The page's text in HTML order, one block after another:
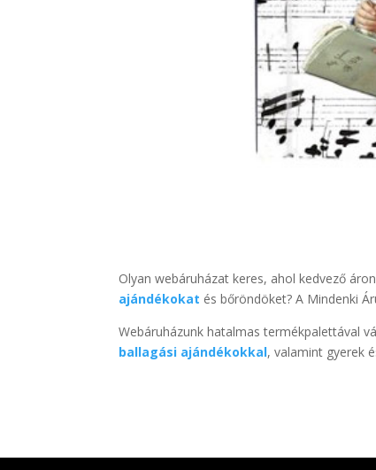
Olyan webáruházat keres, ahol kedvező
ajándékokat és bőröndöket? A Mindenki
Webáruházunk hatalmas termékpalettával
ballagási ajándékokkal, valamint gyerek